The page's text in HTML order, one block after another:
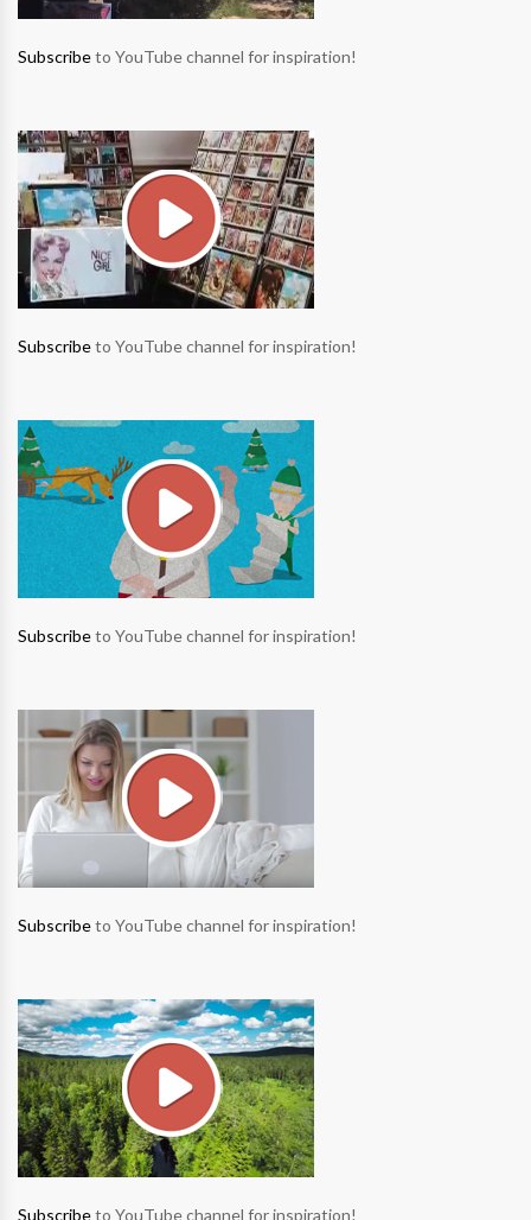
Subscribeto YouTube channel for inspiration!
Subscribeto YouTube channel for inspiration!
Subscribeto YouTube channel for inspiration!
Subscribeto YouTube channel for inspiration!
Subscribeto YouTube channel for inspiration!